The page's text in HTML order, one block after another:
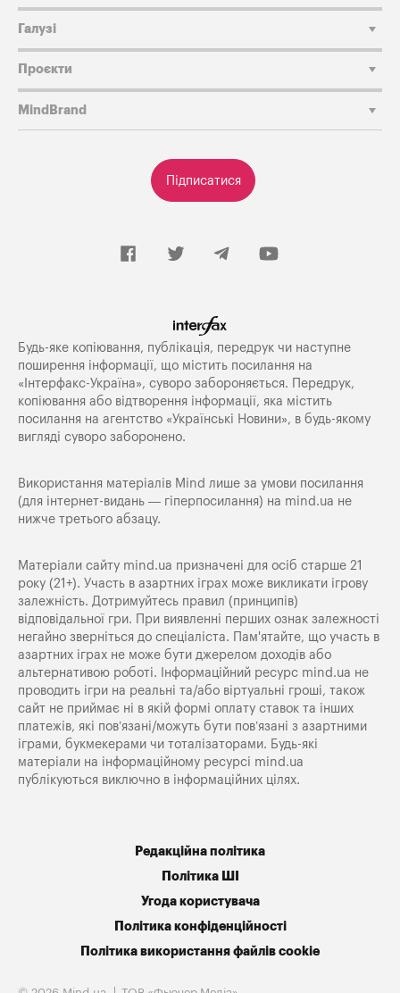
Підписатися
Галузі
Проєкти
MindBrand
Будь-яке копiювання, публiкацiя, передрук чи наступне
поширення iнформацiї, що мiстить посилання на
«Iнтерфакс-Україна», суворо забороняється. Передрук,
копіювання або відтворення інформації, яка містить
посилання на агентство «Українські Новини», в будь-якому
вигляді суворо заборонено.
Використання матеріалів Mind лише за умови посилання
(для інтернет-видань — гіперпосилання) на mind.ua не
нижче третього абзацу.
Матеріали сайту mind.ua призначені для осіб старше 21
року (21+). Участь в азартних іграх може викликати ігрову
залежність. Дотримуйтесь правил (принципів)
відповідальної гри. При виявленні перших ознак залежності
негайно зверніться до спеціаліста. Пам'ятайте, що участь в
азартних іграх не може бути джерелом доходів або
альтернативою роботі. Інформаційний ресурс mind.ua не
проводить ігри на реальні та/або віртуальні гроші, також
сайт не приймає ні в якій формі оплату ставок та інших
платежів, які пов’язані/можуть бути пов’язані з азартними
іграми, букмекерами чи тоталізаторами. Будь-які
матеріали на інформаційному ресурсі mind.ua
публікуються виключно в інформаційних цілях.
Редакційна політика
Політика ШІ
Угода користувача
Політика конфіденційності
Політика використання файлів cookie